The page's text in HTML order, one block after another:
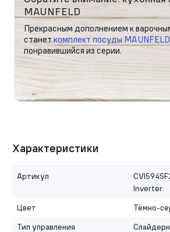
MAUNFELD
Прекрасным дополнением к
станеткомплект посуды MAUNFELD
понравившийся из серии.
Характеристики
Артикул
Inverter
Цвет
Тёмно-
Тип управления